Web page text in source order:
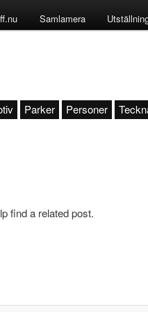
Samlamera
Parker Personer
find a related post.